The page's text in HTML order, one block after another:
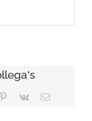
Pinterest
Vk
E-